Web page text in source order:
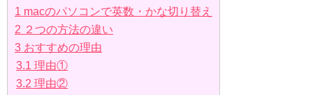
1 macのパソコンで英数・かな切り替え
2 ２つの方法の違い
3 おすすめの理由
3.1 理由①
3.2 理由②